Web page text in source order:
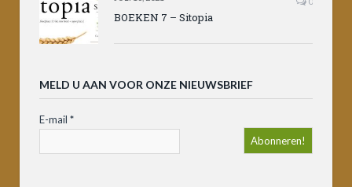
BOEKEN 7 – Sitopia
MELD U AAN VOOR ONZE NIEUWSBRIEF
E-mail *